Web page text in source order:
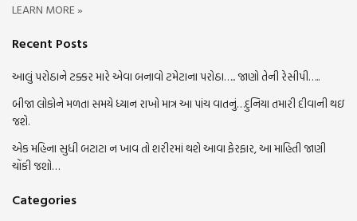
LEARN MORE »
Recent Posts
આલું પરોઠાને ટક્કર મારે એવા બનાવો ટમેટાના પરોઠા….. જાણો તેની રેસીપી…..
બીજા લોકોને મળતા સમયે ધ્યાન રાખો માત્ર આ પાંચ વાતનું…દુનિયા તમારી દીવાની થઇ
જશે.
એક મહિના સુધી બટાટા ન ખાવ તો શરીરમાં થશે આવા ફેરફાર, આ માહિતી જાણી
ચોંકી જશો…
Categories